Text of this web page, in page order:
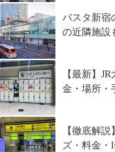
バスタ新宿
の近隣施設
【最新】
金・場所・
【徹底解
ズ・料金・